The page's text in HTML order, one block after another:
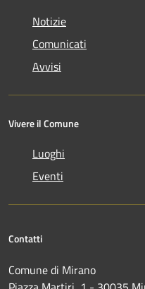
Notizie
Comunicati
Avvisi
Vivere il Comune
Luoghi
Eventi
Contatti
Comune di Mirano